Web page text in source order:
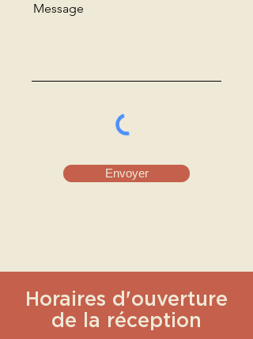
Message
Envoyer
Horaires d'ouverture
de la réception